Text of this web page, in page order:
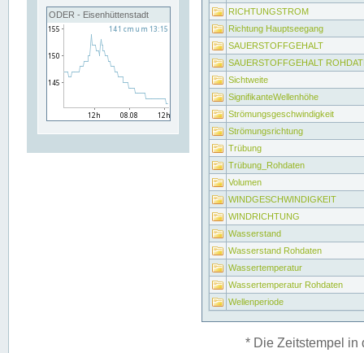
ODER - Eisenhüttenstadt
RICHTUNGSTROM
Richtung Hauptseegang
SAUERSTOFFGEHALT
SAUERSTOFFGEHALT
Sichtweite
SignifikanteWellenhöhe
Strömungsgeschwindigkeit
Strömungsrichtung
Trübung
Trübung_Rohdaten
Volumen
WINDGESCHWINDIGKEIT
WINDRICHTUNG
Wasserstand
Wasserstand Rohdaten
Wassertemperatur
Wassertemperatur Rohdaten
Wellenperiode
* Die Zeitstempel in